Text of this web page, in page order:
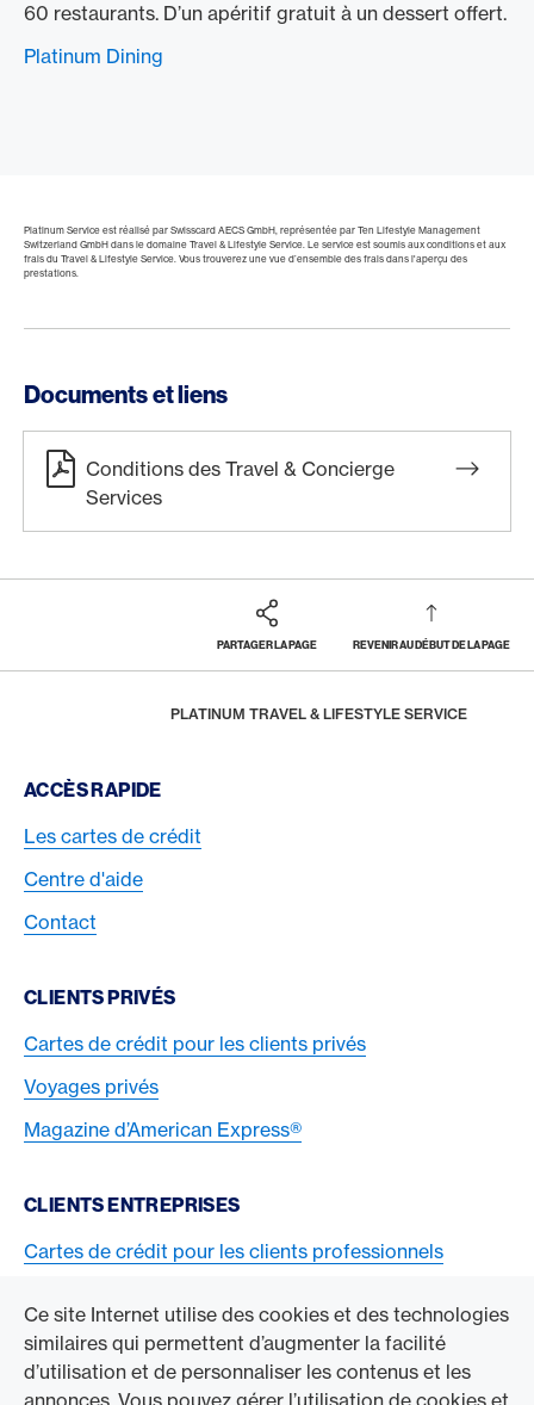
Ce site Internet utilise des cookies et des technologies
similaires qui permettent d’augmenter la facilité
d’utilisation et de personnaliser les contenus et les
annonces. Vous pouvez gérer l’utilisation de cookies et
60 restaurants. D’un apéritif gratuit à un dessert offert.
Platinum Dining
Platinum Service est réalisé par Swisscard AECS GmbH, représentée par Ten Lifestyle Management
Switzerland GmbH dans le domaine Travel & Lifestyle Service. Le service est soumis aux conditions et aux
frais du Travel & Lifestyle Service. Vous trouverez une vue d’ensemble des frais dans l'aperçu des
prestations.
Documents et liens
Conditions des Travel & Concierge
Services
PARTAGER LA PAGE REVENIR AU DÉBUT DE LA PAGE
PLATINUM TRAVEL & LIFESTYLE SERVICE
Footer Navigation
ACCÈS RAPIDE
Les cartes de crédit
Centre d'aide
Contact
CLIENTS PRIVÉS
Cartes de crédit pour les clients privés
Voyages privés
Magazine d’American Express®
CLIENTS ENTREPRISES
Cartes de crédit pour les clients professionnels
ACCÉDER À L’ENTREPRISE